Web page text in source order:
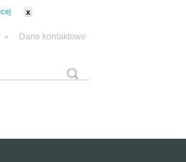
x
• Dane kontaktowe